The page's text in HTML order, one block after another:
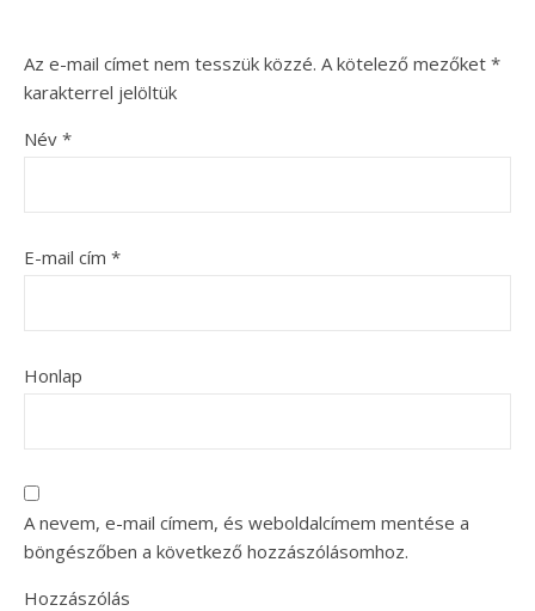
Az e-mail címet nem tesszük közzé. A kötelező mezőket *
karakterrel jelöltük
Név *
E-mail cím *
Honlap
A nevem, e-mail címem, és weboldalcímem mentése a
böngészőben a következő hozzászólásomhoz.
Hozzászólás